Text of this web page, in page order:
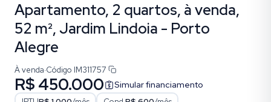
Apartamento, 2 quartos, à venda,
52 m², Jardim Lindoia - Porto
Alegre
À venda·Código IM311757
R$ 450.000 Simular financiamento